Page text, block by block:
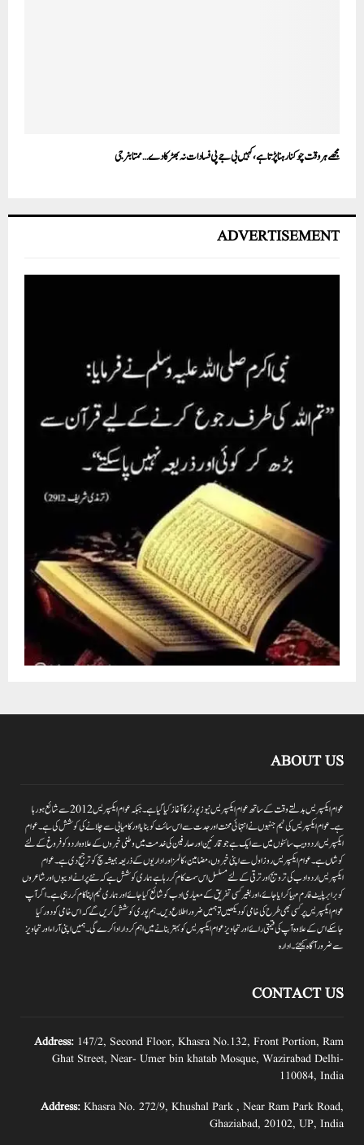
مجھے ہر وقت چوکنا رہنا پڑتا ہے، کہیں بی جے پی فسادات نہ بھڑکا دے… ممتا بنرجی
ADVERTISEMENT
ABOUT US
عوام ایکسپریس بدلتے وقت کے ساتھ عوام ایکسپریس نیوز پورٹر کا آغاز کیا گیا ہے۔جبکہ عوام ایکسپریس 2012سے شائع ہورہا
ہے۔ عوام ایکسپریس کی ٹیم جنہوں نے انتہائی محنت اور جدت سے اس سائٹ کو بنایا اور کامیابی سے چلانے کی کوشش کی ہے۔عوام
ایکسپریس اردو ویب سائٹوں میں سے ایک ہے جو قارئین اور صارفین کی خدمت میں وطنی خبروں کے علاوہ اردو کو فروغ کے لئے
کوشاں ہے۔عوام ایکسپریس روز اول سے اپنی خبروں ،مضامین ،کالمز اور اداریوں کے ذریعہ ہمیشہ سچ کو ترجیح دی ہے۔عوام
ایکسپریس اردو ادب کی ترویج اور ترقی کے لئے مسلسل اس سمت کام کر رہا ہے ہماری کوشش ہے کہ نئے پرانے ادیبوں اور شاعروں
کو برابر پلیٹ فارم مہیا کرایا جائے،اور بغیر کسی تفریق کے معیاری ادب کو شائع کیا جائے اور ہماری ٹیم اپنا کام کر رہی ہے۔اگر آپ
عوام ایکسپریس پر کسی بھی طرح کی خامی کو دیکھیں تو ہمیں ضرور اطلاع دیں۔ہم پوری کوشش کریں گے کہ اس خامی کو دور کیا
جاسکے اس کے علاوہ آپ کی قیمتی رائے اور تجاویز عوام ایکسپریس کو بہتر بنانے میں اہم کردار اداکرے گی۔ہمیں اپنی آراءاور تجاویز
سے ضرور آگاہ کیجئے۔ ادارہ
CONTACT US
Address: 147/2, Second Floor, Khasra No.132, Front Portion, Ram
Ghat Street, Near- Umer bin khatab Mosque, Wazirabad Delhi-
110084, India
Address: Khasra No. 272/9, Khushal Park , Near Ram Park Road,
Ghaziabad, 20102, UP, India